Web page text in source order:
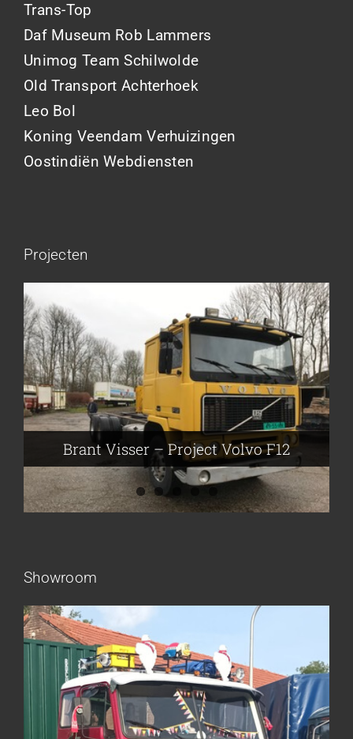
Trans-Top
Daf Museum Rob Lammers
Unimog Team Schilwolde
Old Transport Achterhoek
Leo Bol
Koning Veendam Verhuizingen
Oostindiën Webdiensten
Projecten
Brant Visser – Project Volvo F12
Flikkema – Spijk
Brant Visser – Project Volvo F88
Auke van der Kooi – Projekt Scania
John Moesker – Project Bedford
Showroom